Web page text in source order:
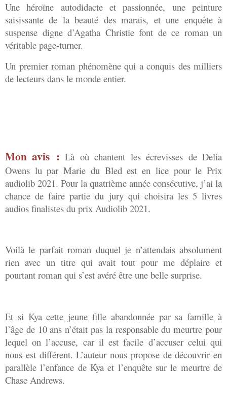
Une héroïne autodidacte et passionnée, une peinture
saisissante de la beauté des marais, et une enquête à
suspense digne d’Agatha Christie font de ce roman un
véritable page-turner.
Un premier roman phénomène qui a conquis des milliers
de lecteurs dans le monde entier.
Mon avis : Là où chantent les écrevisses de Delia
Owens lu par Marie du Bled est en lice pour le Prix
audiolib 2021. Pour la quatrième année consécutive, j’ai la
chance de faire partie du jury qui choisira les 5 livres
audios finalistes du prix Audiolib 2021.
Voilà le parfait roman duquel je n’attendais absolument
rien avec un titre qui avait tout pour me déplaire et
pourtant roman qui s’est avéré être une belle surprise.
Et si Kya cette jeune fille abandonnée par sa famille à
l’âge de 10 ans n’était pas la responsable du meurtre pour
lequel on l’accuse, car il est facile d’accuser celui qui
nous est différent. L’auteur nous propose de découvrir en
parallèle l’enfance de Kya et l’enquête sur le meurtre de
Chase Andrews.